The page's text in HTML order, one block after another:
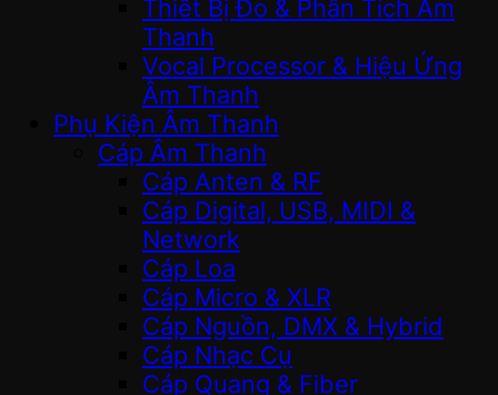
Thiết Bị Đo & Phân Tích Âm
Thanh
Vocal Processor & Hiệu Ứng
Âm Thanh
Phụ Kiện Âm Thanh
Cáp Âm Thanh
Cáp Anten & RF
Cáp Digital, USB, MIDI &
Network
Cáp Loa
Cáp Micro & XLR
Cáp Nguồn, DMX & Hybrid
Cáp Nhạc Cụ
Cáp Quang & Fiber